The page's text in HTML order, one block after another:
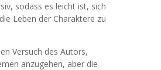
sodass es leicht ist, sich
Leben der Charaktere zu
Versuch des Autors,
anzugehen, aber die